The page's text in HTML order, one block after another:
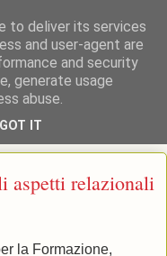
per l'Aggiornamento, la
di Pisa
aspetti relazionali
la Formazione,
to deliver its services
and user-agent are
and security
generate usage
abuse.
GOT IT